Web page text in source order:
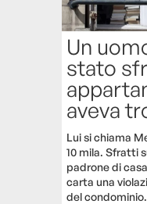
Un
stato
aveva
Lui si chiama
10 mila. Sfratti
padrone di
carta una
del condominio.